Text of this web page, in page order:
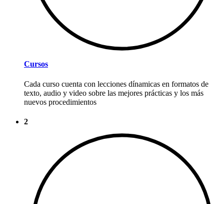
Cursos
Cada curso cuenta con lecciones dínamicas en formatos de
texto, audio y video sobre las mejores prácticas y los más
nuevos procedimientos
2